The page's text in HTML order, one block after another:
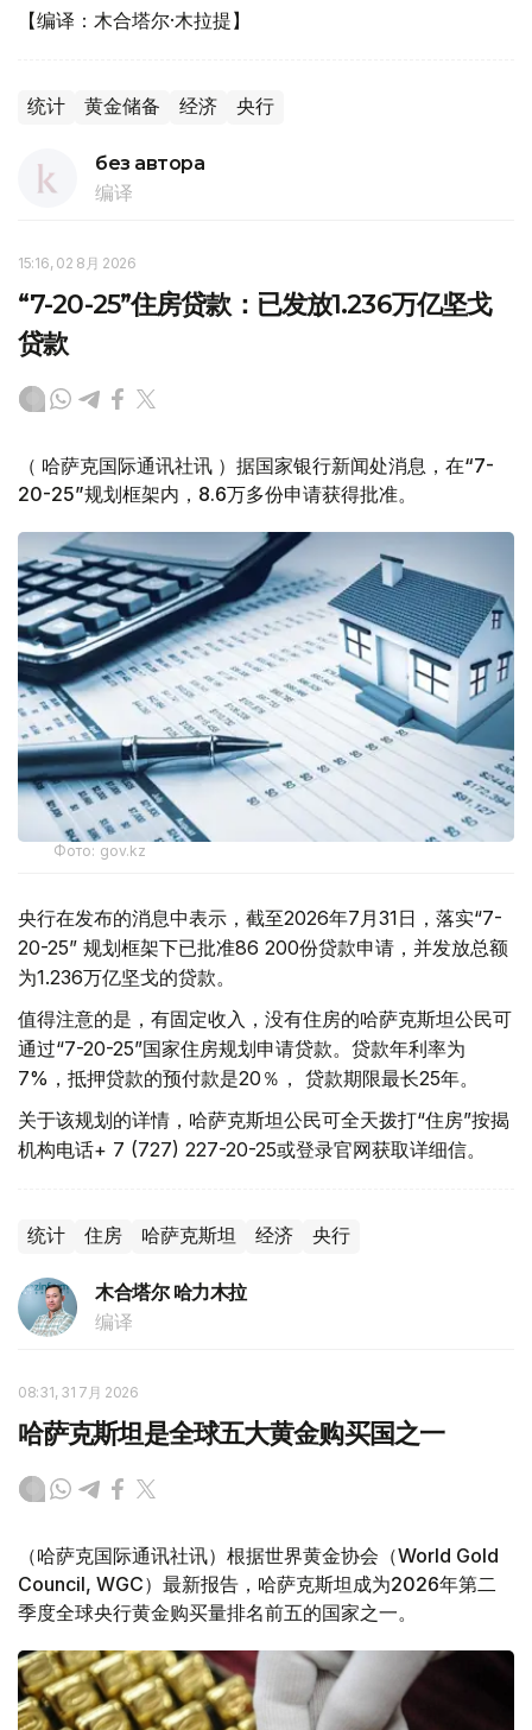
【编译：木合塔尔·木拉提】
统计 黄金储备 经济 央行
без автора
编译
15:16, 02 8月 2026
“7-20-25”住房贷款：已发放1.236万亿坚戈
贷款
（ 哈萨克国际通讯社讯 ）据国家银行新闻处消息，在“7-
20-25”规划框架内，8.6万多份申请获得批准。
Фото: gov.kz
央行在发布的消息中表示，截至2026年7月31日，落实“7-
20-25” 规划框架下已批准86 200份贷款申请，并发放总额
为1.236万亿坚戈的贷款。
值得注意的是，有固定收入，没有住房的哈萨克斯坦公民可
通过“7-20-25”国家住房规划申请贷款。贷款年利率为
7%，抵押贷款的预付款是20％， 贷款期限最长25年。
关于该规划的详情，哈萨克斯坦公民可全天拨打“住房”按揭
机构电话+ 7 (727) 227-20-25或登录官网获取详细信。
统计 住房 哈萨克斯坦 经济 央行
木合塔尔 哈力木拉
编译
08:31, 31 7月 2026
哈萨克斯坦是全球五大黄金购买国之一
（哈萨克国际通讯社讯）根据世界黄金协会（World Gold
Council, WGC）最新报告，哈萨克斯坦成为2026年第二
季度全球央行黄金购买量排名前五的国家之一。